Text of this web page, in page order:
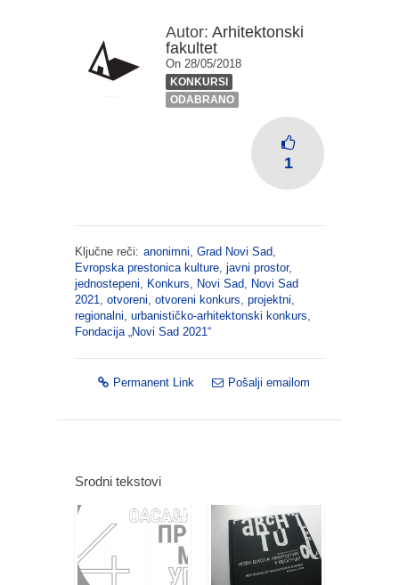
Autor: Arhitektonski
fakultet
On 28/05/2018
KONKURSI
ODABRANO
1
Ključne reči: anonimni, Grad Novi Sad,
Evropska prestonica kulture, javni prostor,
jednostepeni, Konkurs, Novi Sad, Novi Sad
2021, otvoreni, otvoreni konkurs, projektni,
regionalni, urbanističko-arhitektonski konkurs,
Fondacija „Novi Sad 2021“
Permanent Link Pošalji emailom
Srodni tekstovi